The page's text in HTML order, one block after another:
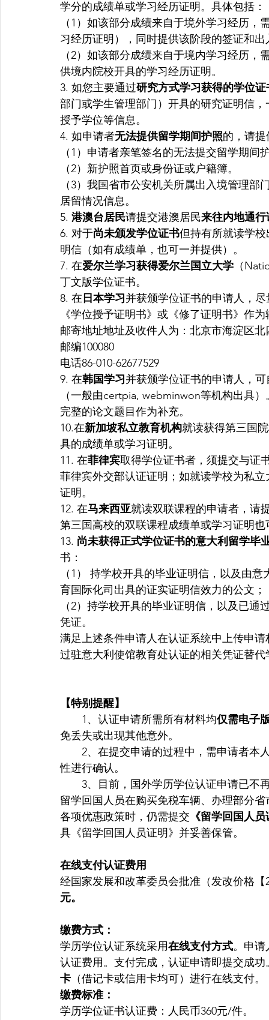
学分的成绩单或学习经历证明。具体包括：
（1）如该部分成绩来自于境外学习经历
习经历证明），同时提供该阶段的签证和出
（2）如该部分成绩来自于境内学习经历
供境内院校开具的学习经历证明。
3. 如您主要通过研究方式学习获得的学位证
部门或学生管理部门）开具的研究证明信
授予学位等信息。
4. 如申请者无法提供留学期间护照的，请
（1）申请者亲笔签名的无法提交留学期间
（2）新护照首页或身份证或户籍簿。
（3）我国省市公安机关所属出入境管理
居留情况信息。
5. 港澳台居民请提交港澳居民来往内地通
6. 对于尚未颁发学位证书但持有所就读学校
明信（如有成绩单，也可一并提供）。
7. 在爱尔兰学习获得爱尔兰国立大学 （
丁文版学位证书。
8. 在 日本学习并获颁学位证书的申请人，
《学位授予证明书》或《修了证明书》作
邮寄地址地址及收件人为：北京市海淀区
邮编100080
电话86-010-62677529
9. 在韩国学习并获颁学位证书的申请人，
（一般由certpia, webminwon等机构出具
完整的论文题目作为补充。
10.在新加坡私立教育机构就读获得第三国
具的成绩单或学习证明。
11. 在菲律宾取得学位证书者，须提交与证
菲律宾外交部认证证明；如就读学校为私
证明。
12. 在马来西亚就读双联课程的申请者，请
第三国高校的双联课程成绩单或学习证明
13. 尚未获得正式学位证书的意大利留学毕
书：
（1） 持学校开具的毕业证明信，以及由
育国际化司出具的证实证明信效力的公文；
（2）持学校开具的毕业证明信，以及已
凭证。
满足上述条件申请人在认证系统中上传申
过驻意大利使馆教育处认证的相关凭证替代
【特别提醒】
1、认证申请所需所有材料均仅需电子
免丢失或出现其他意外。
2、在提交申请的过程中，需申请者本
性进行确认。
3、目前，国外学历学位认证申请已不
留学回国人员在购买免税车辆、办理部分
各项优惠政策时，仍需提交 《留学回国人
具《留学回国人员证明》并妥善保管。
在线支付认证费用
经国家发展和改革委员会批准（发改价格
元。
缴费方式：
学历学位认证系统采用在线支付方式。申请
认证费用。支付完成，认证申请即提交成
卡 （借记卡或信用卡均可）进行在线支付。
缴费标准：
学历学位证书认证费：人民币360元/件。